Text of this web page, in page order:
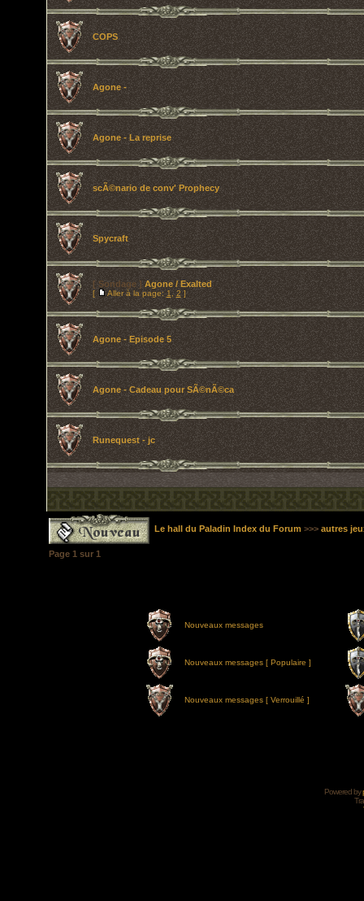
COPS
Agone -
Agone - La reprise
scÃ©nario de conv' Prophecy
Spycraft
[ Sondage ] Agone / Exalted
[ Aller à la page: 1 ,2 ]
Agone - Episode 5
Agone - Cadeau pour SÃ©nÃ©ca
Runequest - jc
Le hall du Paladin Index du Forum >>> autres
Page 1 sur 1
Nouveaux messages
Nouveaux messages [ Populaire ]
Nouveaux messages [ Verrouillé ]
Powered by